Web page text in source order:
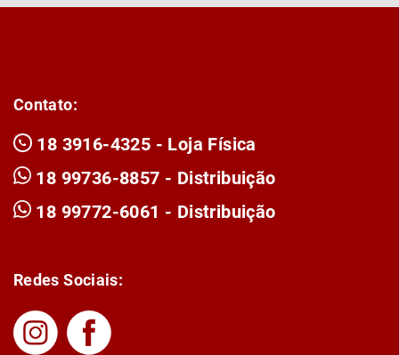
Contato:
18 3916-4325 - Loja Física
18 99736-8857 - Distribuição
18 99772-6061 - Distribuição
Redes Sociais: